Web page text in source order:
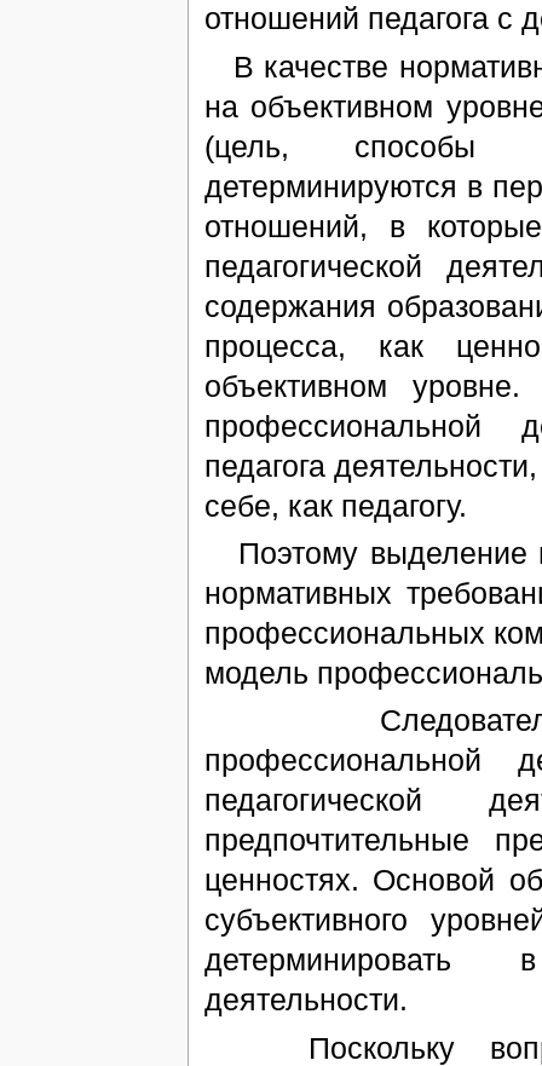
отношений педагога с
В качестве
на объективном
(цель, способы
детерминируются в
отношений, в
педагогической
содержания
процесса, как
объективном
профессиональной
педагога
себе, как педагогу.
Поэтому выделение
нормативных
профессиональных
модель
профессиональной
педагогической
предпочтительные
ценностях. Основой
субъективного
детерминировать
деятельности.
Поскольку